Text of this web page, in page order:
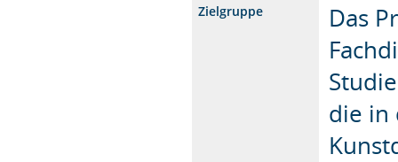
Zielgruppe
Das
die in